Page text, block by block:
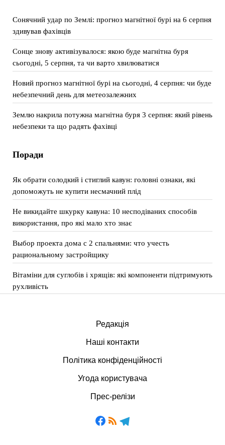
Сонячний удар по Землі: прогноз магнітної бурі на 6 серпня
здивував фахівців
Сонце знову активізувалося: якою буде магнітна буря
сьогодні, 5 серпня, та чи варто хвилюватися
Новий прогноз магнітної бурі на сьогодні, 4 серпня: чи буде
небезпечний день для метеозалежних
Землю накрила потужна магнітна буря 3 серпня: який рівень
небезпеки та що радять фахівці
Поради
Як обрати солодкий і стиглий кавун: головні ознаки, які
допоможуть не купити несмачний плід
Не викидайте шкурку кавуна: 10 несподіваних способів
використання, про які мало хто знає
Выбор проекта дома с 2 спальнями: что учесть
рациональному застройщику
Вітаміни для суглобів і хрящів: які компоненти підтримують
рухливість
Редакція
Наші контакти
Політика конфіденційності
Угода користувача
Прес-релізи